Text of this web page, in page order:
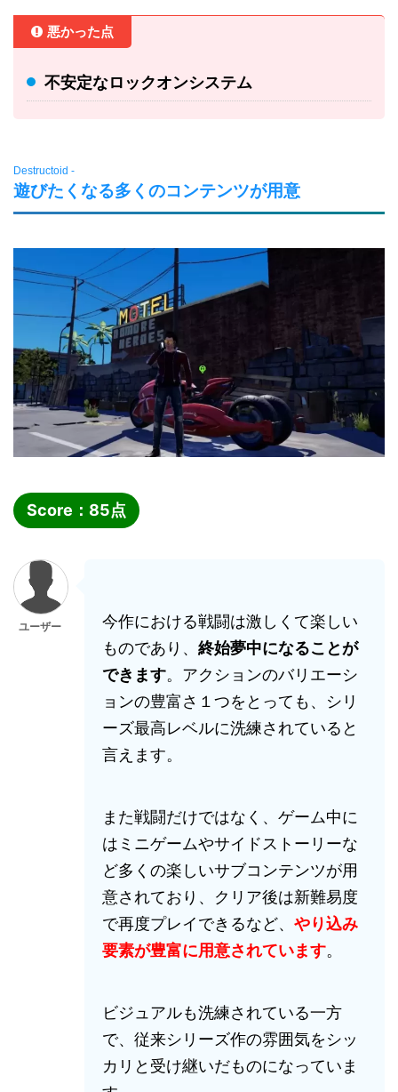
悪かった点
不安定なロックオンシステム
Destructoid -
遊びたくなる多くのコンテンツが用意
Score： 85点
ユーザー
今作における戦闘は激しくて楽しい
ものであり、 終始夢中になることが
できます。アクションのバリエーシ
ョンの豊富さ１つをとっても、シリ
ーズ最高レベルに洗練されていると
言えます。
また戦闘だけではなく、ゲーム中に
はミニゲームやサイドストーリーな
ど多くの楽しいサブコンテンツが用
意されており、クリア後は新難易度
で再度プレイできるなど、 やり込み
要素が豊富に用意されています。
ビジュアルも洗練されている一方
で、従来シリーズ作の雰囲気をシッ
カリと受け継いだものになっていま